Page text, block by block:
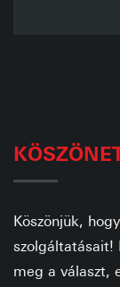
Köszönjük,
szolgáltatásait!
meg a választ,